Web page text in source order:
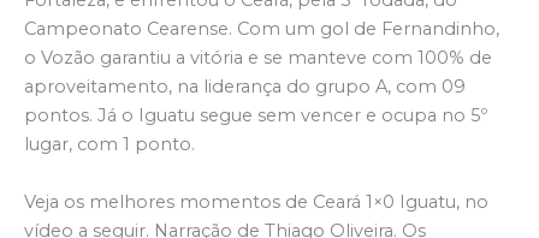
Campeonato Cearense. Com um gol de Fernandinho,
o Vozão garantiu a vitória e se manteve com 100% de
aproveitamento, na liderança do grupo A, com 09
pontos. Já o Iguatu segue sem vencer e ocupa no 5º
lugar, com 1 ponto.
Veja os melhores momentos de Ceará 1×0 Iguatu, no
vídeo a seguir. Narração de Thiago Oliveira. Os